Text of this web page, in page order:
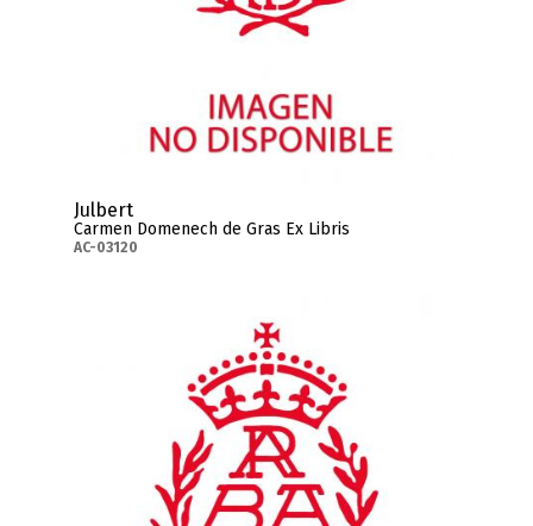
Julbert
Carmen Domenech de Gras Ex Libris
AC-03120